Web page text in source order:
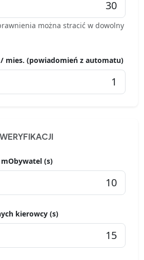
można stracić w dowolny
mies. (powiadomień z automatu)
(s)
kierowcy (s)